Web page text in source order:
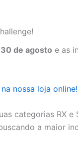
30 de agosto e as
nossa loja online!
categorias RX e
a maior